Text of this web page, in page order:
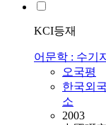
KCI등재
어문학 : 수기
오국평
한국외
소
2003